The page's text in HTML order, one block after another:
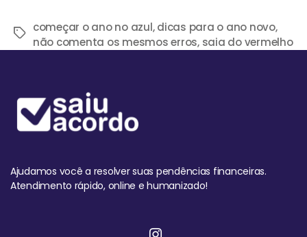
começar o ano no azul,dicas para o ano novo,
não comenta os mesmos erros, saia do vermelho
Ajudamos você a resolver suas pendências financeiras.
Atendimento rápido, online e humanizado!